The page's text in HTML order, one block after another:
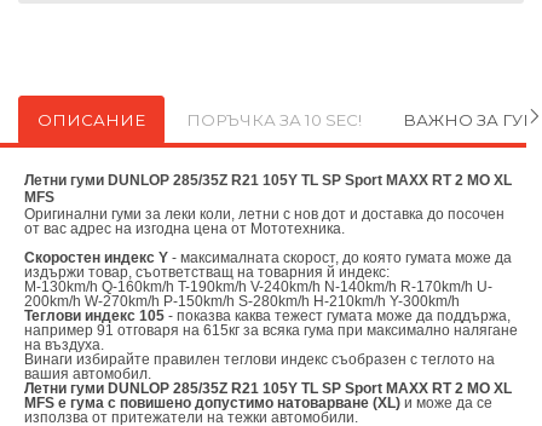
ОПИСАНИЕ ПОРЪЧКА ЗА 10 SEC! ВАЖНО ЗА
Летни гуми DUNLOP 285/35Z R21 105Y TL SP Sport MAXX RT 2 MO XL
MFS
Оригинални гуми за леки коли, летни с нов дот и доставка до посочен
от вас адрес на изгодна цена от Мототехника.
Скоростен индекс Y - максималната скорост, до която гумата може да
издържи товар, съответстващ на товарния й индекс:
M-130km/h Q-160km/h T-190km/h V-240km/h N-140km/h R-170km/h U-
200km/h W-270km/h P-150km/h S-280km/h H-210km/h Y-300km/h
Теглови индекс 105 - показва каква тежест гумата може да поддържа,
например 91 отговаря на 615кг за всяка гума при максимално налягане
на въздуха.
Винаги избирайте правилен теглови индекс съобразен с теглото на
вашия автомобил.
Летни гуми DUNLOP 285/35Z R21 105Y TL SP Sport MAXX RT 2 MO XL
MFS е гума с повишено допустимо натоварване (XL) и може да се
използва от притежатели на тежки автомобили.